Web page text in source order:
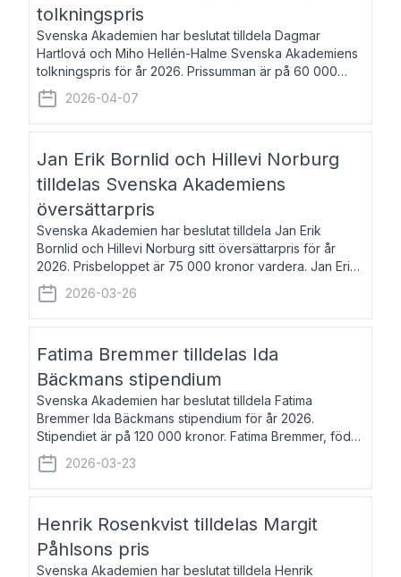
tolkningspris
Svenska Akademien har beslutat tilldela Dagmar
Hartlová och Miho Hellén-Halme Svenska Akademiens
tolkningspris för år 2026. Prissumman är på 60 000
kronor var. Dagmar Hartlová, född 1951, översätter
huvudsakligen från svenska till tjeckiska
2026-04-07
Jan Erik Bornlid och Hillevi Norburg
tilldelas Svenska Akademiens
översättarpris
Svenska Akademien har beslutat tilldela Jan Erik
Bornlid och Hillevi Norburg sitt översättarpris för år
2026. Prisbeloppet är 75 000 kronor vardera. Jan Erik
Bornlid, född 1947, är översättare från tyska. Han är
främst känd för sina översät
2026-03-26
Fatima Bremmer tilldelas Ida
Bäckmans stipendium
Svenska Akademien har beslutat tilldela Fatima
Bremmer Ida Bäckmans stipendium för år 2026.
Stipendiet är på 120 000 kronor. Fatima Bremmer, född
1977, är journalist och författare. Hon utkom i fjol med
boken Ligan. Klarakvarterens blodsyst
2026-03-23
Henrik Rosenkvist tilldelas Margit
Påhlsons pris
Svenska Akademien har beslutat tilldela Henrik